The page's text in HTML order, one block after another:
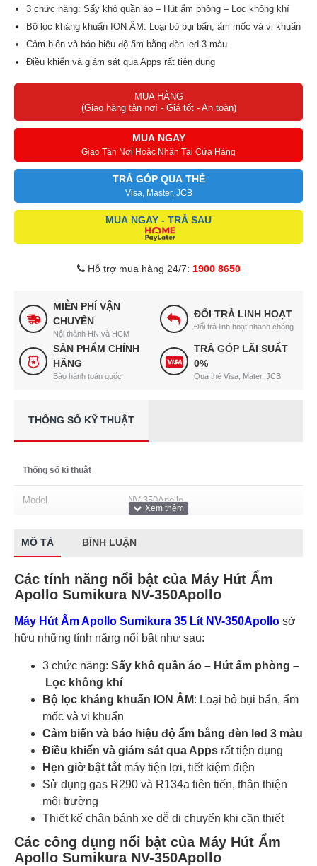
3 chức năng: Sấy khô quần áo – Hút ẩm phòng – Lọc không khí
Bộ lọc kháng khuẩn ION ÂM: Loại bỏ bụi bẩn, ẩm mốc và vi khuẩn
Cảm biến và báo hiệu độ ẩm bằng đèn led 3 màu
Điều khiển và giám sát qua Apps rất tiện dụng
Sử dụng gas R290 và R134a tiên tiến, thân thiện môi trường
Thiết kế chân bánh xe dễ di chuyển khi cần thiết
MUA HÀNG
(Giao hàng tận nơi - Giá tốt - An toàn)
MUA NGAY
Giao Tận Nơi Hoặc Nhận Tại Cửa Hàng
TRẢ GÓP QUA THẺ
Visa, Master, JCB
MUA NGAY - TRẢ SAU
Hỗ trợ mua hàng 24/7: 1900 8650
MIỄN PHÍ VẬN
CHUYỂN
Nội thành HN và HCM
ĐỔI TRẢ LINH HOẠT
Đổi trả linh hoạt nhanh chóng
SẢN PHẨM CHÍNH
HÃNG
Bảo hành toàn quốc
TRẢ GÓP LÃI SUẤT
0%
Qua thẻ Visa, Mater, JCB
THÔNG SỐ KỸ THUẬT
Thống số kĩ thuật
Model NV-350Apollo
MÔ TẢ BÌNH LUẬN
Các tính năng nổi bật của Máy Hút Ẩm
Apollo Sumikura NV-350Apollo
Máy Hút Ẩm Apollo Sumikura 35 Lít NV-350Apollo sở
hữu những tính năng nổi bật như sau:
3 chức năng: Sấy khô quần áo – Hút ẩm phòng –
Lọc không khí
Bộ lọc kháng khuẩn ION ÂM: Loại bỏ bụi bẩn, ẩm
mốc và vi khuẩn
Cảm biến và báo hiệu độ ẩm bằng đèn led 3 màu
Điều khiển và giám sát qua Apps rất tiện dụng
Hẹn giờ bật tắt máy tiện lợi, tiết kiệm điện
Sử dụng gas R290 và R134a tiên tiến, thân thiện
môi trường
Thiết kế chân bánh xe dễ di chuyển khi cần thiết
Các công dụng nổi bật của Máy Hút Ẩm
Apollo Sumikura NV-350Apollo